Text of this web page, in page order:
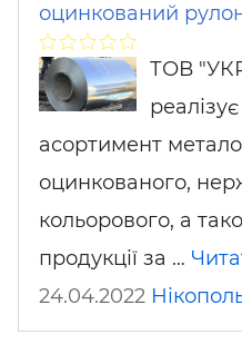
оцинкований
ТОВ
асортимент
оцинкованого,
кольорового, а
продукції за …
24.04.2022